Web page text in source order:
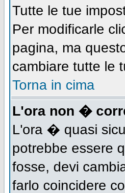
Tutte le tue
Per modificarle
pagina, ma
cambiare tutte le
Torna in cima
L'ora non �
L'ora � quasi
potrebbe essere
fosse, devi
farlo coincidere